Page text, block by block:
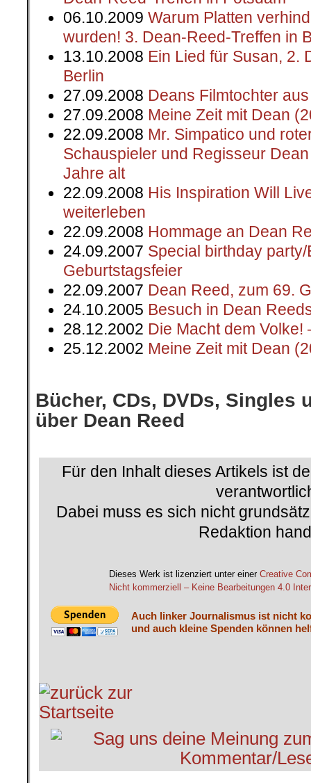
06.10.2009 Warum Platten
wurden! 3. Dean-Reed-Treffen in
13.10.2008 Ein Lied für Susan, 2.
Berlin
27.09.2008 Deans Filmtochter aus
27.09.2008 Meine Zeit mit Dean
22.09.2008 Mr. Simpatico und
Schauspieler und Regisseur
Jahre alt
22.09.2008 His Inspiration Will
weiterleben
22.09.2008 Hommage an Dean
24.09.2007 Special birthday
Geburtstagsfeier
22.09.2007 Dean Reed, zum 69.
24.10.2005 Besuch in Dean
28.12.2002 Die Macht dem
25.12.2002 Meine Zeit mit Dean
Bücher, CDs, DVDs, Singles
über Dean Reed
Für den Inhalt dieses Artikels ist
Dabei muss es sich nicht
Redaktion
Dieses Werk ist lizenziert unter einer Creative
Nicht kommerziell – Keine Bearbeitungen 4.0
Auch linker Journalismus ist nicht
und auch kleine Spenden können